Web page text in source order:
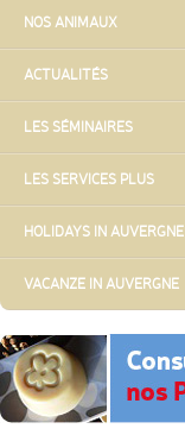
NOS ANIMAUX
ACTUALITÉS
LES SÉMINAIRES
LES SERVICES PLUS
HOLIDAYS IN AUVERGNE
VACANZE IN AUVERGNE